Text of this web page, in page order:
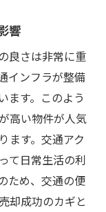
し手続き
の不動産価値
向上
値アップ
イント
デザイン
響
良さは非常に重
インフラが整備
ます。このよう
高い物件が人気
ます。交通アク
て日常生活の利
ため、交通の便
却成功のカギと